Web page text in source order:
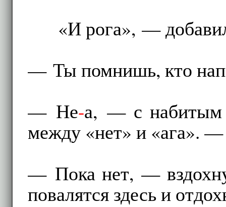
«И рога», —
— Ты помнишь, кто
— Не-а, — с набитым
между «нет» и «ага».
— Пока нет, —
повалятся здесь и